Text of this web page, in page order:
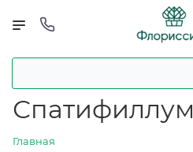
Спатифиллум
Главная